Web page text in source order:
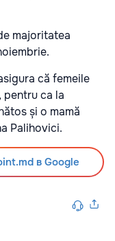
majoritatea
că femeile
ca la
și o mamă
Palihovici.
в Google